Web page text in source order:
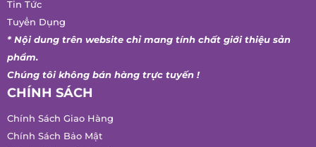
Tuyển Dụng
* Nội dung trên website chỉ mang tính chất giới thiệu sản
phẩm.
Chúng tôi không bán hàng trực tuyến !
CHÍNH SÁCH
Chính Sách Giao Hàng
Chính Sách Bảo Mật
Chính Sách Đổi Trả Hàng